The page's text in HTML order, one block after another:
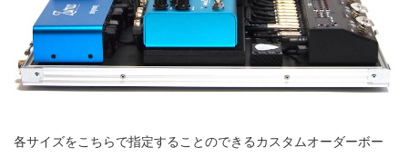
各サイズをこちらで指定することのできるカスタムオーダーボー